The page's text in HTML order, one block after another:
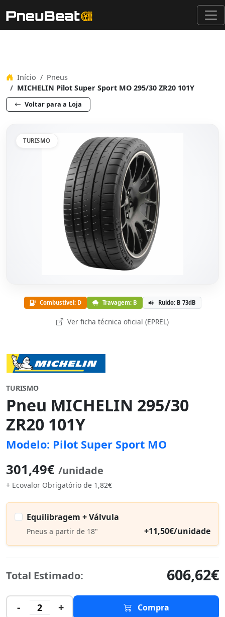
Início
Pneus
MICHELIN Pilot Super Sport MO 295/30 ZR20 101Y
Voltar para a Loja
TURISMO
Combustível: D Travagem: B Ruído: B 73dB
Ver ficha técnica oficial (EPREL)
TURISMO
Pneu MICHELIN 295/30
ZR20 101Y
Modelo: Pilot Super Sport MO
301,49€ /unidade
+ Ecovalor Obrigatório de 1,82€
Equilibragem + Válvula
Pneus a partir de 18" +11,50€/unidade
Total Estimado: 606,62€
- 2 + Compra